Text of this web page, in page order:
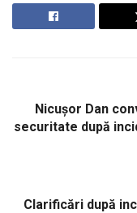
Nicușor Dan
securitate după
Clarificări după